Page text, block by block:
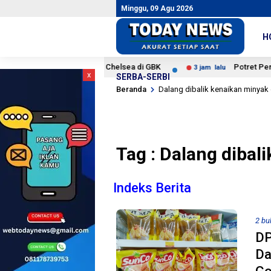
Minggu, 09 Agu 2026
SERBA-SERBI
x
Foto AC Milan vs Chelsea di GBK 3 jam lalu Potret
Beranda Dalang dibalik kenaikan minyak
Tag : Dalang
Indeks Berita
2